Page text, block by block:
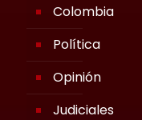
Colombia
Política
Opinión
Judiciales